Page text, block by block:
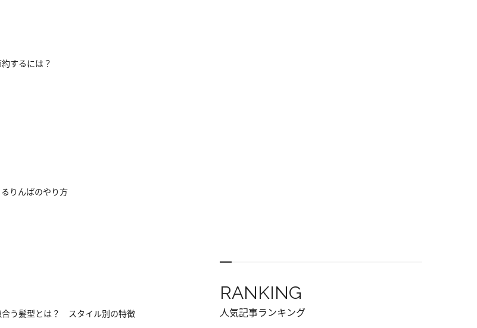
するには？
りんぱのやり方
合う髪型とは？ スタイル別の特徴
RANKING
人気記事ランキング